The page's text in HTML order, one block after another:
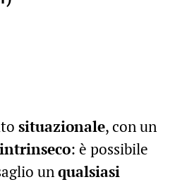
situazionale, con un
intrinseco: è possibile
unqualsiasi